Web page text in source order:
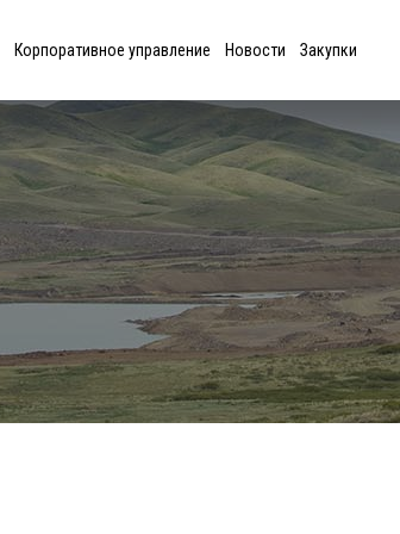
Корпоративное управление Новости Закупки